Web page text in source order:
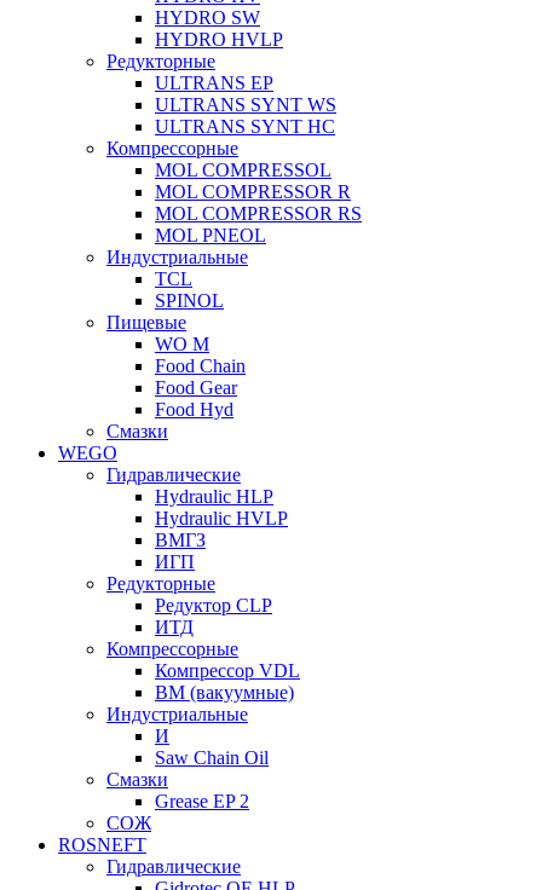
HYDRO SW
HYDRO HVLP
Редукторные
ULTRANS EP
ULTRANS SYNT WS
ULTRANS SYNT HC
Компрессорные
MOL COMPRESSOL
MOL COMPRESSOR R
MOL COMPRESSOR RS
MOL PNEOL
Индустриальные
TCL
SPINOL
Пищевые
WO M
Food Chain
Food Gear
Food Hyd
Смазки
WEGO
Гидравлические
Hydraulic HLP
Hydraulic HVLP
ВМГЗ
ИГП
Редукторные
Редуктор CLP
ИТД
Компрессорные
Компрессор VDL
ВМ (вакуумные)
Индустриальные
И
Saw Chain Oil
Смазки
Grease EP 2
СОЖ
ROSNEFT
Гидравлические